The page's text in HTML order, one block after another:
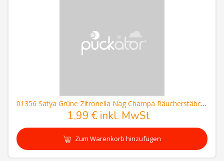
01356 Satya Grüne Zitronella Nag Champa Räucherstäbchen
1,99 € inkl. MwSt
Zum Warenkorb hinzufügen